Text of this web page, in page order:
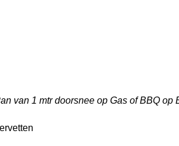
van 1 mtr doorsnee op Gas of BBQ op